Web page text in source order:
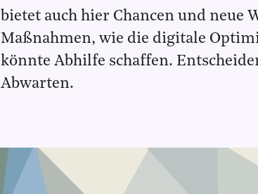
bietet auch hier Chancen und neue
Maßnahmen, wie die digitale
könnte Abhilfe schaffen.
Abwarten.